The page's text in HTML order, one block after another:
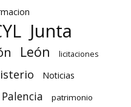
Junta
León licitaciones
Noticias
Palencia patrimonio